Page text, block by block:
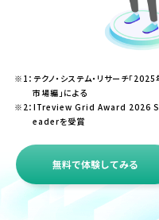
※1：テクノ・システム・リサーチ「
市場編」による
※2：ITreview Grid Award 2026
eaderを受賞
無料で体験してみる